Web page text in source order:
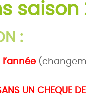
saison
:
UN